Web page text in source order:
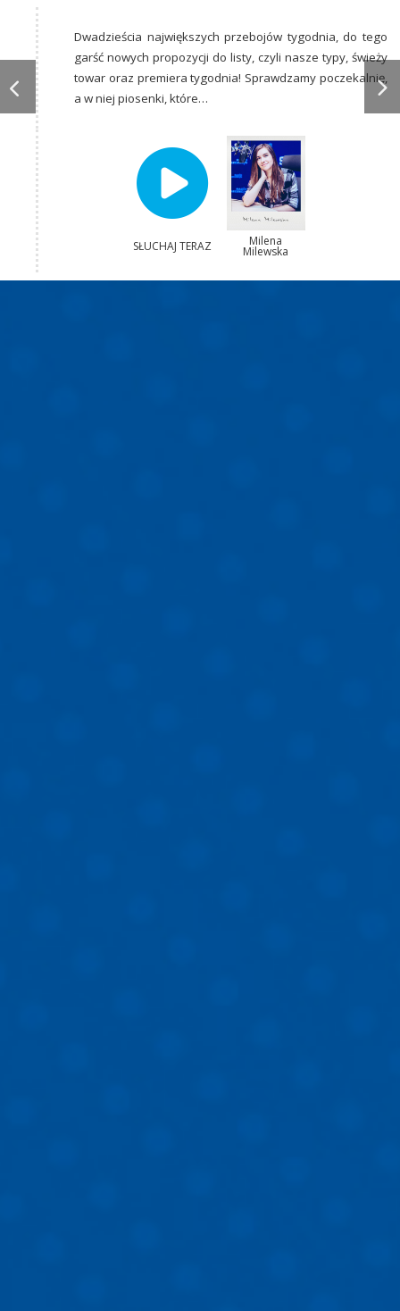
Dwadzieścia największych przebojów tygodnia, do tego
garść nowych propozycji do listy, czyli nasze typy, świeży
towar oraz premiera tygodnia! Sprawdzamy poczekalnię,
a w niej piosenki, które…
SŁUCHAJ TERAZ Milena
Milewska